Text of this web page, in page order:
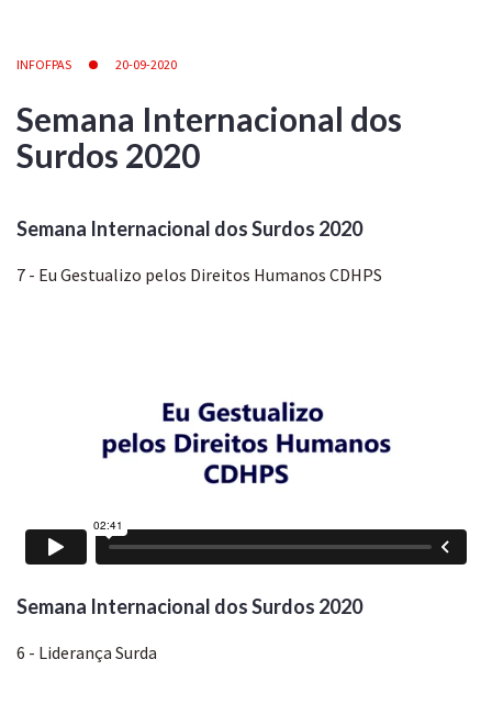
INFOFPAS 20-09-2020
Semana Internacional dos
Surdos 2020
Semana Internacional dos Surdos 2020
7 - Eu Gestualizo pelos Direitos Humanos CDHPS
Semana Internacional dos Surdos 2020
6 - Liderança Surda